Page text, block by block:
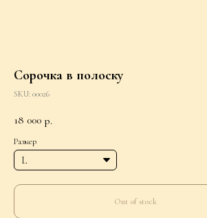
Сорочка в полоску
SKU: 00026
18 000 р.
Размер
Out of stock